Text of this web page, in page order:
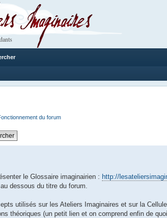
du forum
le Glossaire imaginairien : http://
dessous du titre du forum.
utilisés sur les Ateliers Imaginaires et sur la
théoriques (un petit lien et on comprend enfin de